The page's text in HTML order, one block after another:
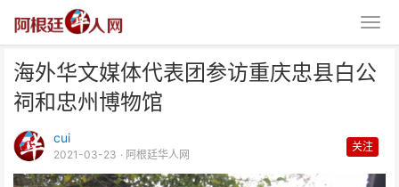
海外华文媒体代表团参访重庆忠县白公
祠和忠州博物馆
cui
2021-03-23 · 阿根廷华人网
关注